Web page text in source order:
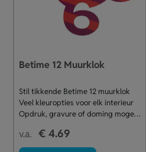
Betime 12 Muurklok
Stil tikkende Betime 12 muurklok
Veel kleuropties voor elk interieur
Opdruk, gravure of doming mogelijk
v.a. € 4.69